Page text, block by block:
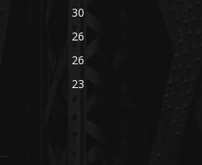
30
26
26
23